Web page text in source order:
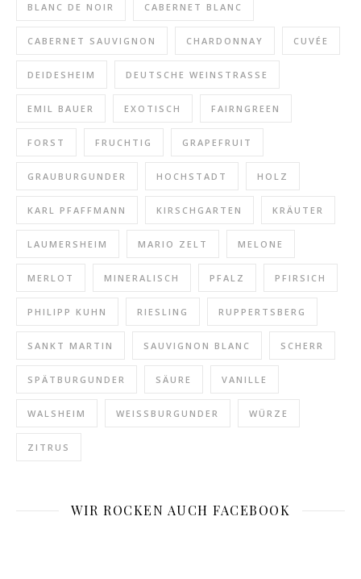
BLANC DE NOIR CABERNET BLANC
CABERNET SAUVIGNON CHARDONNAY CUVÉE
DEIDESHEIM DEUTSCHE WEINSTRASSE
EMIL BAUER EXOTISCH FAIRNGREEN
FORST FRUCHTIG GRAPEFRUIT
GRAUBURGUNDER HOCHSTADT HOLZ
KARL PFAFFMANN KIRSCHGARTEN KRÄUTER
LAUMERSHEIM MARIO ZELT MELONE
MERLOT MINERALISCH PFALZ PFIRSICH
PHILIPP KUHN RIESLING RUPPERTSBERG
SANKT MARTIN SAUVIGNON BLANC SCHERR
SPÄTBURGUNDER SÄURE VANILLE
WALSHEIM WEISSBURGUNDER WÜRZE
ZITRUS
WIR ROCKEN AUCH FACEBOOK